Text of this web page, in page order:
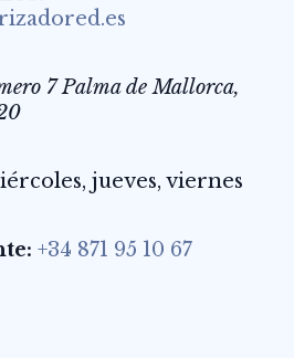
7 Palma de Mallorca,
jueves, viernes
+34 871 95 10 67